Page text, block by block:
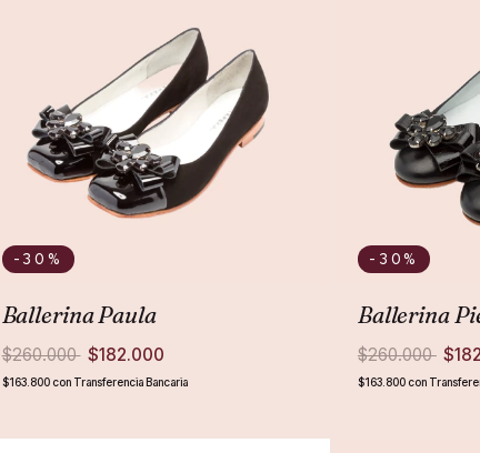
-30%
Ballerina Paula
$260.000 $182.000
$163.800 con Transferencia Bancaria
-30%
Ballerina
$260.000
$163.800 con